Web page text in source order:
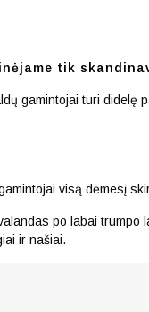
tik
gamintojai turi didelę
visą dėmesį
po labai
ir našiai.